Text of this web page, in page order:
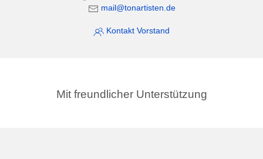
mail@tonartisten.de
Kontakt Vorstand
Mit freundlicher Unterstützung